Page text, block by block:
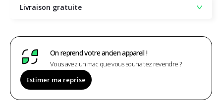
Livraison gratuite
On reprend votre ancien appareil !
Vous avez un mac que vous souhaitez revendre ?
Estimer ma reprise